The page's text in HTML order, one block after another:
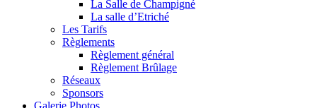
La Salle de Champigné
La salle d’Etriché
Les Tarifs
Règlements
Règlement général
Règlement Brûlage
Réseaux
Sponsors
Galerie Photos